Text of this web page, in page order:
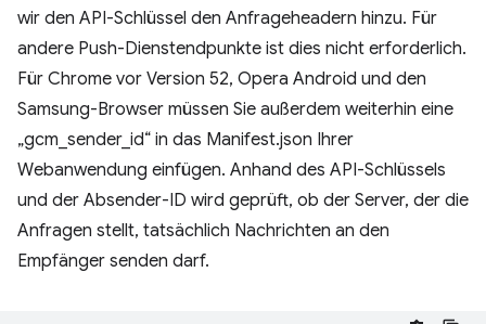
wir den API-Schlüssel den Anfrageheadern hinzu. Für
andere Push-Dienstendpunkte ist dies nicht erforderlich.
Für Chrome vor Version 52, Opera Android und den
Samsung-Browser müssen Sie außerdem weiterhin eine
„gcm_sender_id“ in das Manifest.json Ihrer
Webanwendung einfügen. Anhand des API-Schlüssels
und der Absender-ID wird geprüft, ob der Server, der die
Anfragen stellt, tatsächlich Nachrichten an den
Empfänger senden darf.